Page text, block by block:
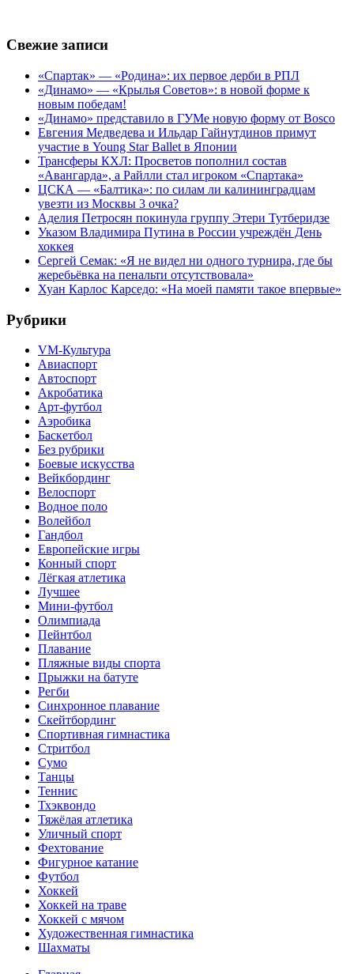
Свежие записи
«Спартак» — «Родина»: их первое дерби в РПЛ
«Динамо» — «Крылья Советов»: в новой форме к
новым победам!
«Динамо» представило в ГУМе новую форму от Bosco
Евгения Медведева и Ильдар Гайнутдинов примут
участие в Young Star Ballet в Японии
Трансферы КХЛ: Просветов пополнил состав
«Авангарда», а Райлли стал игроком «Спартака»
ЦСКА — «Балтика»: по силам ли калининградцам
увезти из Москвы 3 очка?
Аделия Петросян покинула группу Этери Тутберидзе
Указом Владимира Путина в России учреждён День
хоккея
Сергей Семак: «Я не видел ни одного турнира, где бы
жеребьёвка на пенальти отсутствовала»
Хуан Карлос Карседо: «На моей памяти такое впервые»
Рубрики
VM-Культура
Авиаспорт
Автоспорт
Акробатика
Арт-футбол
Аэробика
Баскетбол
Без рубрики
Боевые искусства
Вейкбординг
Велоспорт
Водное поло
Волейбол
Гандбол
Европейские игры
Конный спорт
Лёгкая атлетика
Лучшее
Мини-футбол
Олимпиада
Пейнтбол
Плавание
Пляжные виды спорта
Прыжки на батуте
Регби
Синхронное плавание
Скейтбординг
Спортивная гимнастика
Стритбол
Сумо
Танцы
Теннис
Тхэквондо
Тяжёлая атлетика
Уличный спорт
Фехтование
Фигурное катание
Футбол
Хоккей
Хоккей на траве
Хоккей с мячом
Художественная гимнастика
Шахматы